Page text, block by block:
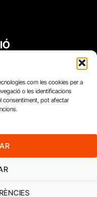
com les cookies per a
o les identificacions
consentiment, pot afectar